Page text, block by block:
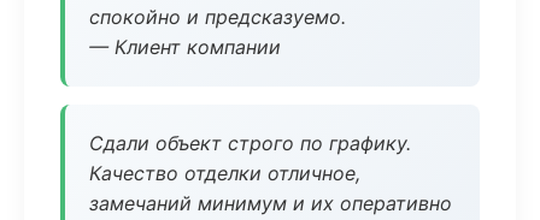
спокойно и предсказуемо.
— Клиент компании
Сдали объект строго по графику.
Качество отделки отличное,
замечаний минимум и их оперативно